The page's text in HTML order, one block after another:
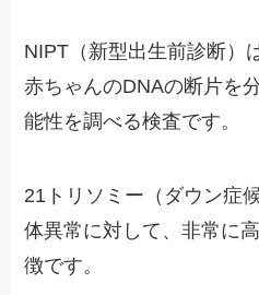
NIPT（新型出生前診断）
赤ちゃんのDNAの断片を
能性を調べる検査です。
21トリソミー（ダウン症
体異常に対して、非常に
徴です。